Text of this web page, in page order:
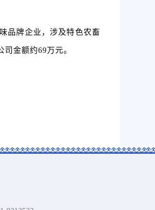
品牌企业，涉及特色农畜
金额约69万元。